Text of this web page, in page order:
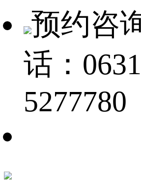
预约咨
话：
5277780